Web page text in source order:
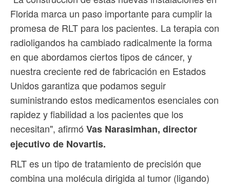
Florida marca un paso importante para cumplir la
promesa de RLT para los pacientes. La terapia con
radioligandos ha cambiado radicalmente la forma
en que abordamos ciertos tipos de cáncer, y
nuestra creciente red de fabricación en Estados
Unidos garantiza que podamos seguir
suministrando estos medicamentos esenciales con
rapidez y fiabilidad a los pacientes que los
necesitan", afirmó Vas Narasimhan, director
ejecutivo de Novartis.
RLT es un tipo de tratamiento de precisión que
combina una molécula dirigida al tumor (ligando)